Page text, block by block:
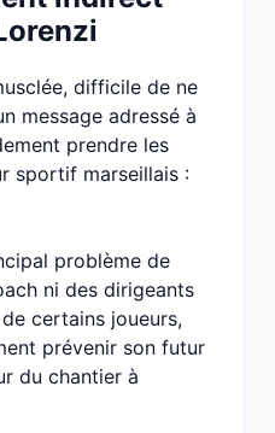
difficile de ne
message adressé à
prendre les
sportif marseillais :
problème de
ni des dirigeants
certains joueurs,
prévenir son futur
du chantier à